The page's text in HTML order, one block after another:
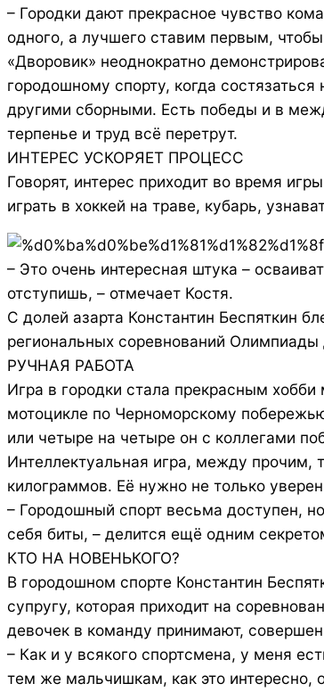
– Городки дают прекрасное чувство
одного, а лучшего ставим первым,
«Дворовик» неоднократно
городошному спорту, когда
другими сборными. Есть победы и в
терпенье и труд всё перетрут.
ИНТЕРЕС УСКОРЯЕТ ПРОЦЕСС
Говорят, интерес приходит во время
играть в хоккей на траве, кубарь,
– Это очень интересная штука –
отступишь, – отмечает Костя.
С долей азарта Константин Беспяткин
региональных соревнований Олимпиады
РУЧНАЯ РАБОТА
Игра в городки стала прекрасным
мотоцикле по Черноморскому
или четыре на четыре он с коллегами
Интеллектуальная игра, между прочим,
килограммов. Её нужно не только
– Городошный спорт весьма доступен,
себя биты, – делится ещё одним
КТО НА НОВЕНЬКОГО?
В городошном спорте Константин
супругу, которая приходит на
девочек в команду принимают,
– Как и у всякого спортсмена, у меня
тем же мальчишкам, как это интересно,